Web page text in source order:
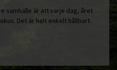
samhälle är att varje dag, året
Det är helt enkelt hållbart.